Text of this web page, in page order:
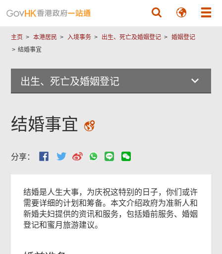
主页 本港居民 入境事务 出生、死亡及婚姻登记
婚姻登记
结婚事宜
出生、死亡及婚姻登记
结婚事宜
分享：
结婚是人生大事，为庆祝这特别的日子，你们或许
需要详细的计划和筹备。本文介绍政府为准新人和
新婚夫妇提供的资讯和服务，包括婚前服务、婚姻
登记和蜜月旅游建议。